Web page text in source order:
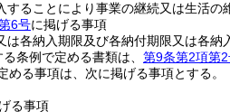
ることにより事業の継続又は生活の
6号に掲げる事項
各納入期限及び各納付期限又は各納
条例で定める書類は、 第9条第2項第
る事項は、次に掲げる事項とする。
る事項